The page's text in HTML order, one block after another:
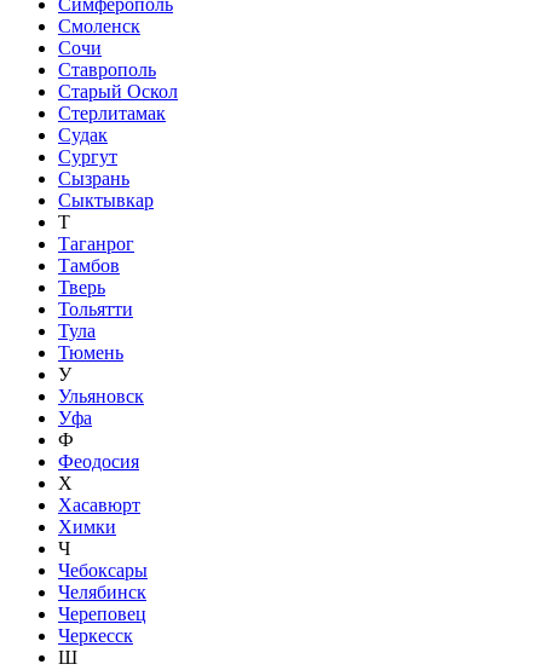
Симферополь
Смоленск
Сочи
Ставрополь
Старый Оскол
Стерлитамак
Судак
Сургут
Сызрань
Сыктывкар
Т
Таганрог
Тамбов
Тверь
Тольятти
Тула
Тюмень
У
Ульяновск
Уфа
Ф
Феодосия
Х
Хасавюрт
Химки
Ч
Чебоксары
Челябинск
Череповец
Черкесск
Ш